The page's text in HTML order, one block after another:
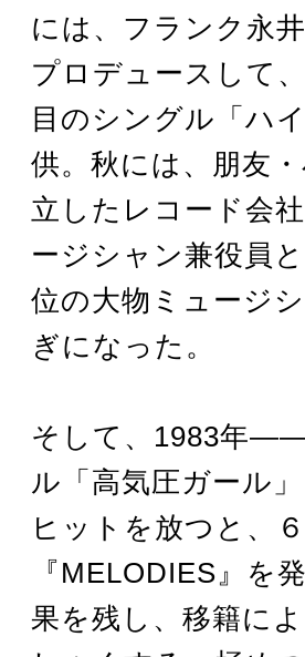
には、フランク永
プロデュースして
目のシングル「ハ
供。秋には、朋友
立したレコード会
ージシャン兼役員
位の大物ミュージ
ぎになった。
そして、1983年
ル「高気圧ガール
ヒットを放つと、
『MELODIES』を
果を残し、移籍に